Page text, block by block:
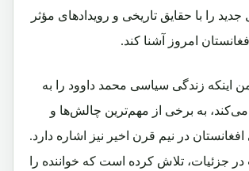
جدید را با حقایق تاریخی و رویدادهای مؤثر
امروز آشنا کند.
اینکه زندگی سیاسی محمد داوود را به
به برخی از مهم‌ترین چالش‌ها و
در نیم قرن اخیر نیز اشاره دارد.
در جزئیات، تلاش کرده است که خواننده را